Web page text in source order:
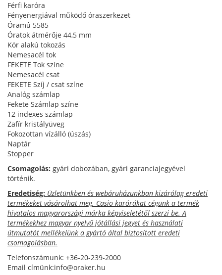
Férfi karóra
Fényenergiával működő óraszerkezet
Óramû 5585
Óratok átmérője 44,5 mm
Kör alakú tokozás
Nemesacél tok
FEKETE Tok színe
Nemesacél csat
FEKETE Szíj / csat színe
Analóg számlap
Fekete Számlap színe
12 indexes számlap
Zafír kristályüveg
Fokozottan vízálló (úszás)
Naptár
Stopper
Csomagolás: gyári dobozában, gyári garanciajegyével
történik.
Eredetiség: Üzletünkben és webáruházunkban kizárólag eredeti
termékeket vásárolhat meg. Casio karórákat cégünk a termék
hivatalos magyarországi márka képviseletétől szerzi be. A
termékekhez magyar nyelvű jótállási jegyet és használati
útmutatót mellékelünk a gyártó által biztosított eredeti
csomagolásban.
Telefonszámunk: +36-20-239-2000
Email címünk:info@oraker.hu